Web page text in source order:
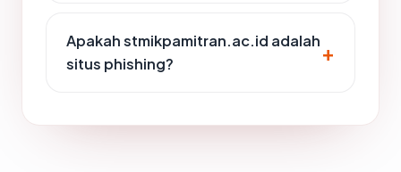
Apakah stmikpamitran.ac.id adalah
situs phishing?